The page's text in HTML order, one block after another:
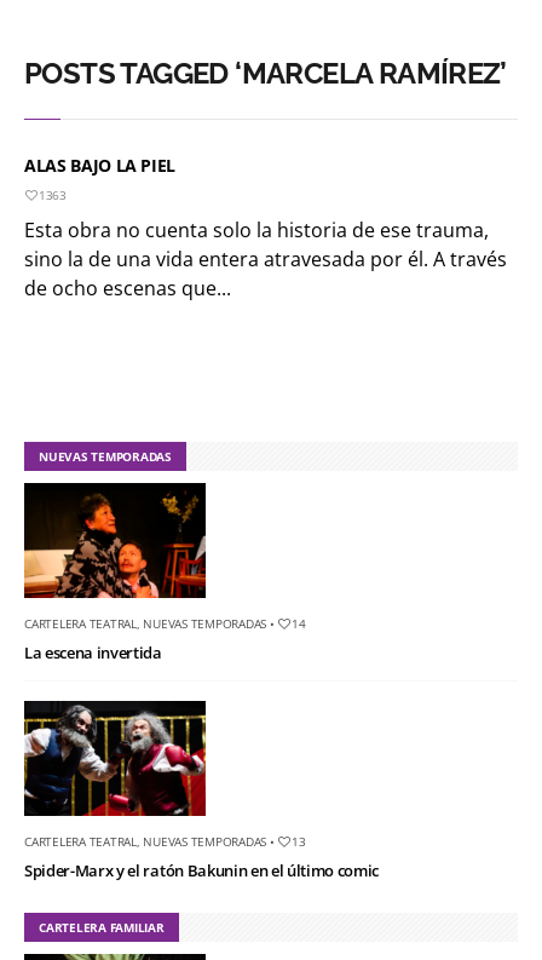
POSTS TAGGED ‘MARCELA RAMÍREZ’
ALAS BAJO LA PIEL
1363
Esta obra no cuenta solo la historia de ese trauma,
sino la de una vida entera atravesada por él. A través
de ocho escenas que...
NUEVAS TEMPORADAS
CARTELERA TEATRAL NUEVAS TEMPORADAS • 14
La escena invertida
CARTELERA TEATRAL NUEVAS TEMPORADAS • 13
Spider-Marx y el ratón Bakunin en el último comic
CARTELERA FAMILIAR